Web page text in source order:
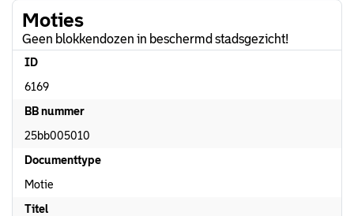
Moties
Geen blokkendozen in beschermd stadsgezicht!
ID
6169
BB nummer
25bb005010
Documenttype
Motie
Titel